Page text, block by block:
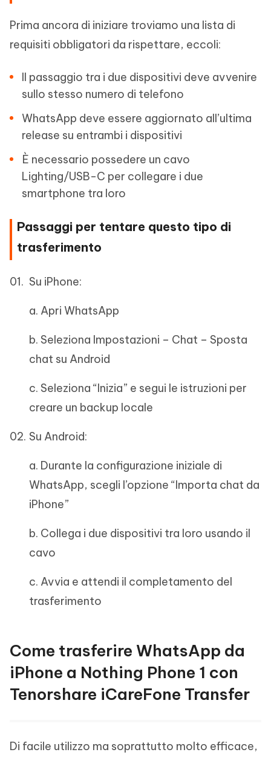
Prima ancora di iniziare troviamo una lista di
requisiti obbligatori da rispettare, eccoli:
Il passaggio tra i due dispositivi deve avvenire
sullo stesso numero di telefono
WhatsApp deve essere aggiornato all’ultima
release su entrambi i dispositivi
È necessario possedere un cavo
Lighting/USB-C per collegare i due
smartphone tra loro
Passaggi per tentare questo tipo di
trasferimento
Su iPhone:
a. Apri WhatsApp
b. Seleziona Impostazioni – Chat – Sposta
chat su Android
c. Seleziona “Inizia” e segui le istruzioni per
creare un backup locale
Su Android:
a. Durante la configurazione iniziale di
WhatsApp, scegli l’opzione “Importa chat da
iPhone”
b. Collega i due dispositivi tra loro usando il
cavo
c. Avvia e attendi il completamento del
trasferimento
Come trasferire WhatsApp da
iPhone a Nothing Phone 1 con
Tenorshare iCareFone Transfer
Di facile utilizzo ma soprattutto molto efficace,